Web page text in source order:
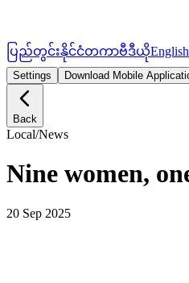
ပြည်တွင်းနိုင်ငံတကာဗီဒီယိုEnglish
Settings Download Mobile
Back
Local/News
Nine women,
20 Sep 2025